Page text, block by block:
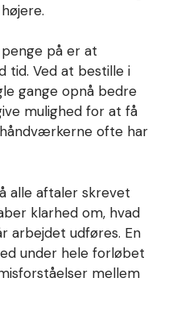
på er at
tid. Ved at bestille i
gange opnå bedre
mulighed for at få
ofte har
alle aftaler skrevet
klarhed om, hvad
arbejdet udføres. En
under hele forløbet
mellem